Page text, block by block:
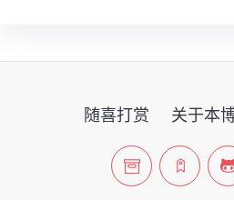
随喜打赏 关于本